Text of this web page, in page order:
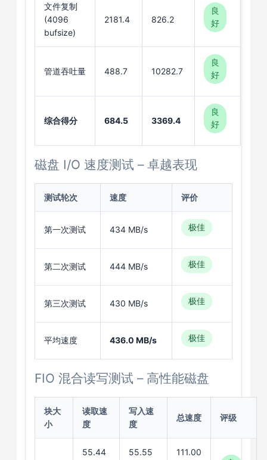
文件复制
(4096
bufsize)
2181.4 826.2
良
好
管道吞吐量 488.7 10282.7
良
好
综合得分 684.5 3369.4
良
好
磁盘 I/O 速度测试 – 卓越表现
测试轮次 速度 评价
第一次测试 434 MB/s 极佳
第二次测试 444 MB/s 极佳
第三次测试 430 MB/s 极佳
平均速度 436.0 MB/s 极佳
FIO 混合读写测试 – 高性能磁盘
块大
小
读取速
度
写入速
度
总速度 评级
55.44
55.55
111.00